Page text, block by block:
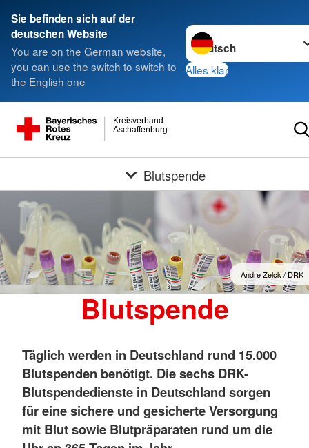
Sie befinden sich auf der
deutschen Website
You are on the German website,
you can use the switch to switch to
the English one
Sprache wechseln zu
Alles klar
Aschaffenburg
Kreisverband
Blutspende
Andre Zelck / DRK
Blutspende
Täglich werden in Deutschland rund 15.000
Blutspenden benötigt. Die sechs DRK-
Blutspendedienste in Deutschland sorgen
für eine sichere und gesicherte Versorgung
mit Blut sowie Blutpräparaten rund um die